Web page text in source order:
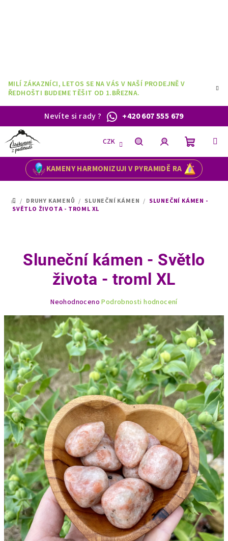
MILÍ ZÁKAZNÍCI, LETOS SE NA VÁS V NAŠÍ PRODEJNĚ V
ŘEDHOŠTI BUDEME TĚŠIT OD 1.BŘEZNA.
Nevíte si rady? +420 607 555 679
KAMENY HARMONIZUJI V PYRAMIDĚ RA
CZK
HledatPřihlášeníNákupní
DOMŮ
/ DRUHY KAMENŮ / SLUNEČNÍ KÁMEN / SLUNEČNÍ KÁMEN -
SVĚTLO ŽIVOTA - TROML XL
Sluneční kámen - Světlo
života - troml XL
produktu
je
0,0
z
5
hvězdiček.
Neohodnoceno Podrobnosti hodnocení